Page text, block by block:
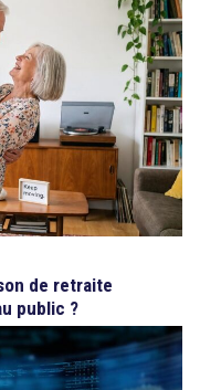
de retraite
public ?